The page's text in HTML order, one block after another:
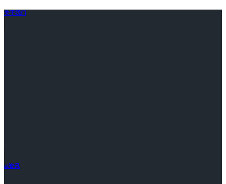
关于我们
ai资讯